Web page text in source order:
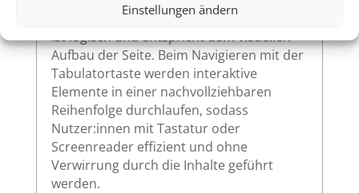
Einstellungen ändern
Die Fokusreihenfolge auf unserer Website
ist logisch und entspricht dem visuellen
Aufbau der Seite. Beim Navigieren mit der
Tabulatortaste werden interaktive
Elemente in einer nachvollziehbaren
Reihenfolge durchlaufen, sodass
Nutzer:innen mit Tastatur oder
Screenreader effizient und ohne
Verwirrung durch die Inhalte geführt
werden.